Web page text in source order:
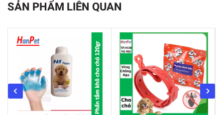
2) Vòng cổ: gồm 1 sợi vòng quanh cổ thú cưng
SẢN PHẨM LIÊN QUAN